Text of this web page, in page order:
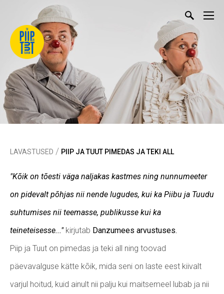
LAVASTUSED / PIIP JA TUUT PIMEDAS JA TEKI ALL
"Kõik on tõesti väga naljakas kastmes ning nunnumeeter
on pidevalt põhjas nii nende lugudes, kui ka Piibu ja Tuudu
suhtumises nii teemasse, publikusse kui ka
teineteisesse..."kirjutab Danzumees arvustuses.
Piip ja Tuut on pimedas ja teki all ning toovad
päevavalguse kätte kõik, mida seni on laste eest kiivalt
varjul hoitud, kuid ainult nii palju kui maitsemeel lubab ja nii